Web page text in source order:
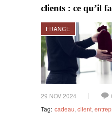
clients : ce qu’il
FRANCE
29 NOV 2024
Tag: cadeau client